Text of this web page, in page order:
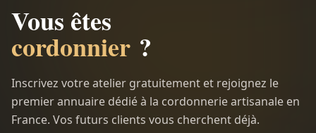
Vous êtes
cordonnier ?
Inscrivez votre atelier gratuitement et rejoignez le
premier annuaire dédié à la cordonnerie artisanale en
France. Vos futurs clients vous cherchent déjà.